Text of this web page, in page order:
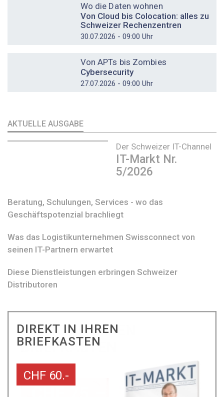
Wo die Daten wohnen
Von Cloud bis Colocation: alles zu
Schweizer Rechenzentren
30.07.2026 - 09:00 Uhr
Von APTs bis Zombies
Cybersecurity
27.07.2026 - 09:00 Uhr
AKTUELLE AUSGABE
Der Schweizer IT-Channel
IT-Markt Nr.
5/2026
Beratung, Schulungen, Services - wo das
Geschäftspotenzial brachliegt
Was das Logistikunternehmen Swissconnect von
seinen IT-Partnern erwartet
Diese Dienstleistungen erbringen Schweizer
Distributoren
DIREKT IN IHREN
BRIEFKASTEN
CHF 60.-